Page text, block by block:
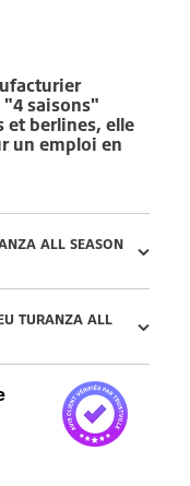
"4 saisons"
et berlines, elle
un emploi en
ALL SEASON
TURANZA ALL